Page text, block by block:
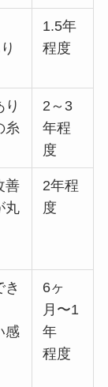
1.5年
程度
り
糸
2～3
年程
度
善
丸
2年程
度
き
感
6ヶ
月〜1
年
程度